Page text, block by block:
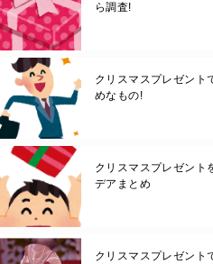
ら調査!
クリスマスプレゼント
めなもの!
クリスマスプレゼント
デアまとめ
クリスマスプレゼント